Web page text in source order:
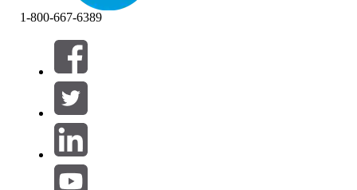
筛选条件： (0)
选择筛选器
产品区域
1-800-667-6389